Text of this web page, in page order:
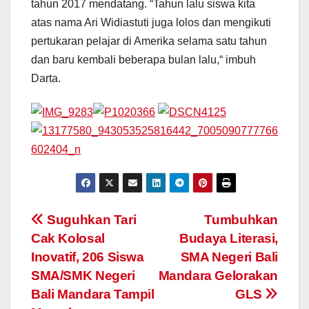
tahun 2017 mendatang. “Tahun lalu siswa kita
atas nama Ari Widiastuti juga lolos dan mengikuti
pertukaran pelajar di Amerika selama satu tahun
dan baru kembali beberapa bulan lalu,“ imbuh
Darta.
Navigasi
pos
Tumbuhkan
Budaya Literasi,
SMA Negeri Bali
Mandara Gelorakan
GLS
Suguhkan Tari
Cak Kolosal
Inovatif, 206 Siswa
SMA/SMK Negeri
Bali Mandara Tampil